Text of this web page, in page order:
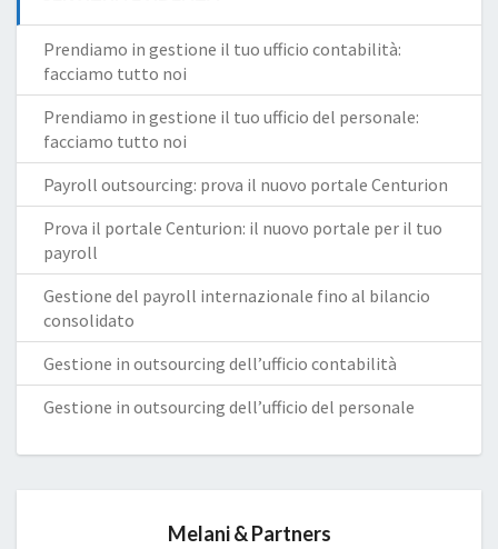
Prendiamo in gestione il tuo ufficio contabilità:
facciamo tutto noi
Prendiamo in gestione il tuo ufficio del personale:
facciamo tutto noi
Payroll outsourcing: prova il nuovo portale Centurion
Prova il portale Centurion: il nuovo portale per il tuo
payroll
Gestione del payroll internazionale fino al bilancio
consolidato
Gestione in outsourcing dell’ufficio contabilità
Gestione in outsourcing dell’ufficio del personale
Melani & Partners